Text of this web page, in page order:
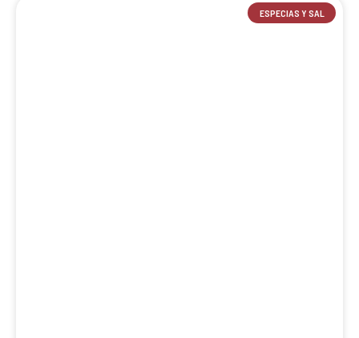
ESPECIAS Y SAL